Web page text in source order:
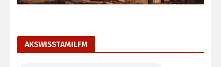
AKSWISSTAMILFM